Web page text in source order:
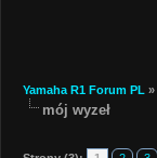
Yamaha R1 Forum PL »
mój wyzeł